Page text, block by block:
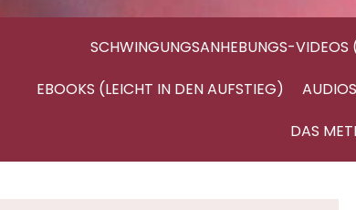
SCHWINGUNGSANHEBUNGS-VIDEOS
EBOOKS (LEICHT IN DEN AUFSTIEG)
DAS